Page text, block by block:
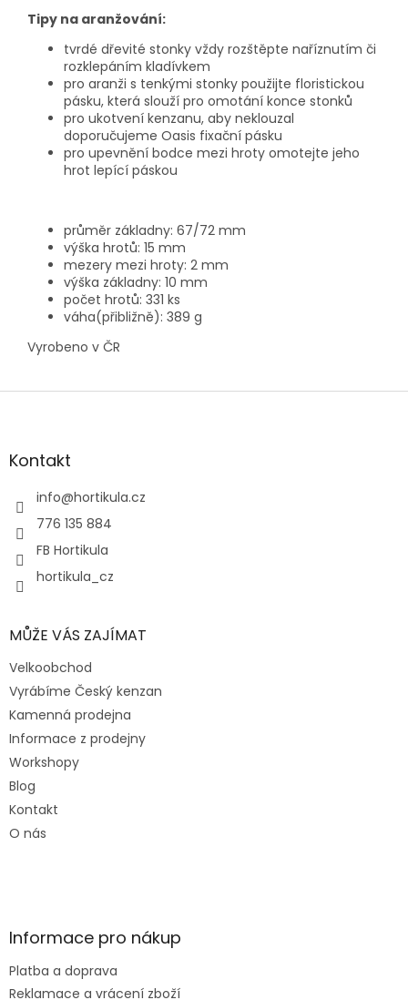
Tipy na aranžování:
tvrdé dřevité stonky vždy rozštěpte naříznutím či
rozklepáním kladívkem
pro aranži s tenkými stonky použijte floristickou
pásku, která slouží pro omotání konce stonků
pro ukotvení kenzanu, aby neklouzal
doporučujeme Oasis fixační pásku
pro upevnění bodce mezi hroty omotejte jeho
hrot lepící páskou
průměr základny: 67/72 mm
výška hrotů: 15 mm
mezery mezi hroty: 2 mm
výška základny: 10 mm
počet hrotů: 331 ks
váha(přibližně): 389 g
Vyrobeno v ČR
Z
aKontakt
info@hortikula.cz
776 135 884
FB Hortikula
hortikula_cz
MŮŽE VÁS ZAJÍMAT
Velkoobchod
Vyrábíme Český kenzan
Kamenná prodejna
Informace z prodejny
Workshopy
Blog
Kontakt
O nás
Informace pro nákup
Platba a doprava
Reklamace a vrácení zboží